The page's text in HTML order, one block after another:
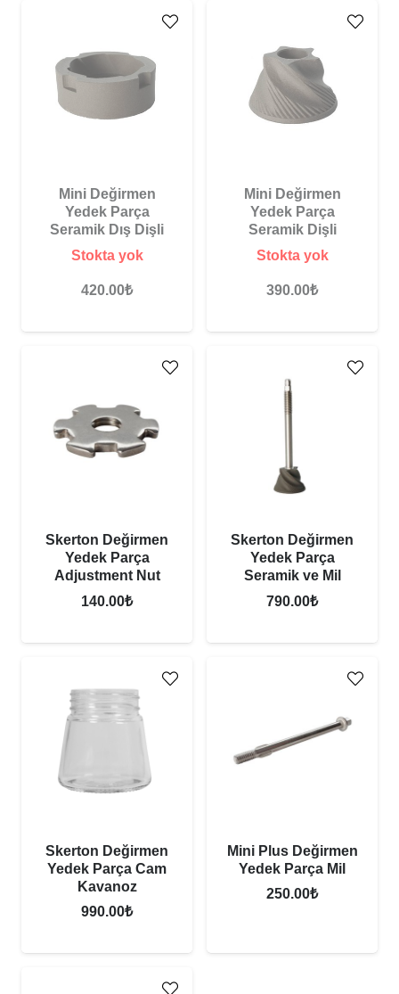
Mini Değirmen
Yedek Parça
Seramik Dış Dişli
Stokta yok
420.00₺
Mini Değirmen
Yedek Parça
Seramik Dişli
Stokta yok
390.00₺
Skerton Değirmen
Yedek Parça
Adjustment Nut
140.00₺
Skerton Değirmen
Yedek Parça
Seramik ve Mil
790.00₺
Skerton Değirmen
Yedek Parça Cam
Kavanoz
990.00₺
Mini Plus Değirmen
Yedek Parça Mil
250.00₺